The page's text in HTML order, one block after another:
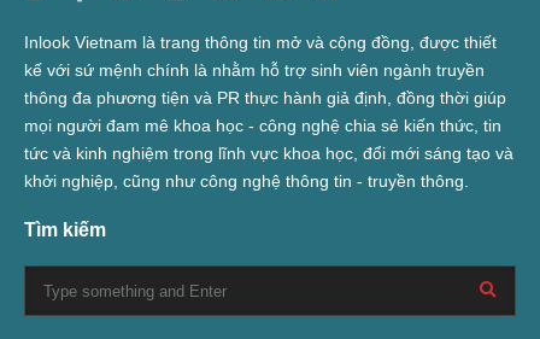
Inlook Vietnam là trang thông tin mở và cộng đồng, được thiết
kế với sứ mệnh chính là nhằm hỗ trợ sinh viên ngành truyền
thông đa phương tiện và PR thực hành giả định, đồng thời giúp
mọi người đam mê khoa học - công nghệ chia sẻ kiến thức, tin
tức và kinh nghiệm trong lĩnh vực khoa học, đổi mới sáng tạo và
khởi nghiệp, cũng như công nghệ thông tin - truyền thông.
Tìm kiếm